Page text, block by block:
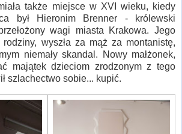
także miejsce w XVI wieku, kiedy
był Hieronim Brenner - królewski
wagi miasta Krakowa. Jego
wyszła za mąż za montanistę,
niemały skandal. Nowy małżonek,
majątek dzieciom zrodzonym z tego
szlachectwo sobie... kupić.